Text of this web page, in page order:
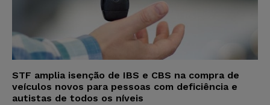
STF amplia isenção de IBS e CBS na compra de
veículos novos para pessoas com deficiência e
autistas de todos os níveis